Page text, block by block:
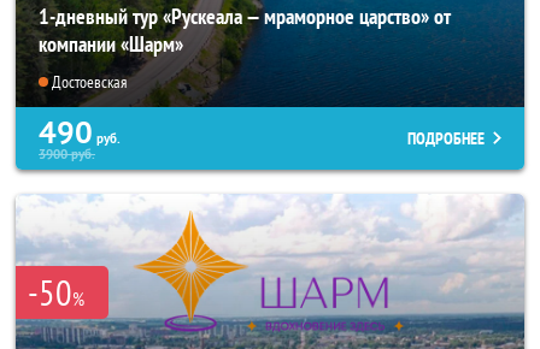
1-дневный тур «Рускеала — мраморное царство» от
компании «Шарм»
Достоевская
490 руб.
3900руб.
ПОДРОБНЕЕ
-50%